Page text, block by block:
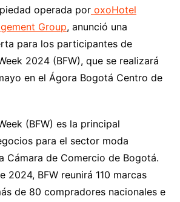
operada por oxoHotel
Group, anunció una
para los participantes de
2024 (BFW), que se realizará
en el Ágora Bogotá Centro de
(BFW) es la principal
para el sector moda
Cámara de Comercio de Bogotá.
2024, BFW reunirá 110 marcas
de 80 compradores nacionales e